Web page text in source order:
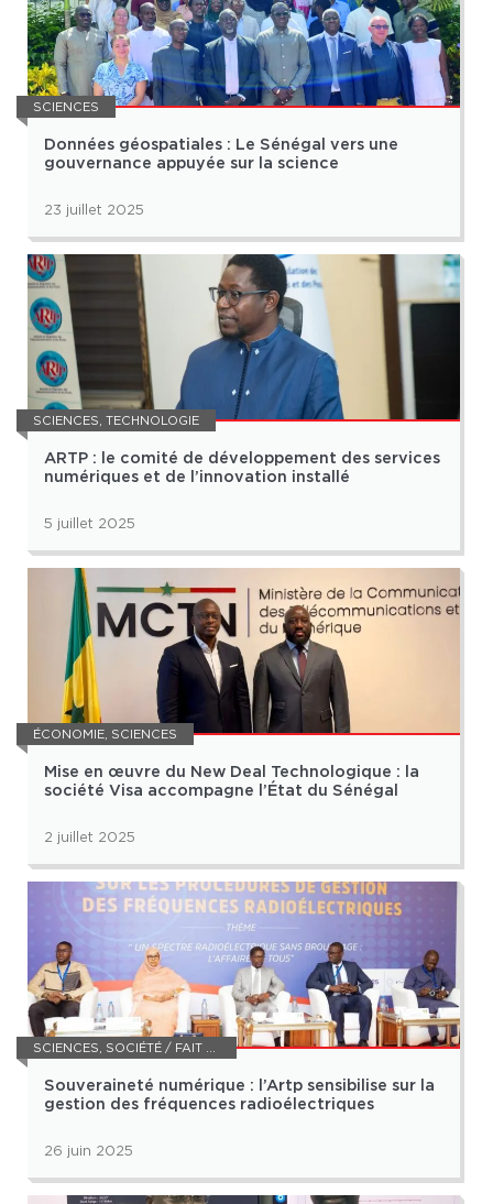
SCIENCES
Données géospatiales : Le Sénégal vers une
gouvernance appuyée sur la science
23 juillet 2025
SCIENCES, TECHNOLOGIE
ARTP : le comité de développement des services
numériques et de l’innovation installé
5 juillet 2025
ÉCONOMIE, SCIENCES
Mise en œuvre du New Deal Technologique : la
société Visa accompagne l’État du Sénégal
2 juillet 2025
SCIENCES, SOCIÉTÉ / FAIT DIVERS
Souveraineté numérique : l’Artp sensibilise sur la
gestion des fréquences radioélectriques
26 juin 2025